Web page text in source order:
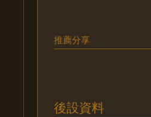
推薦分享
後設資料